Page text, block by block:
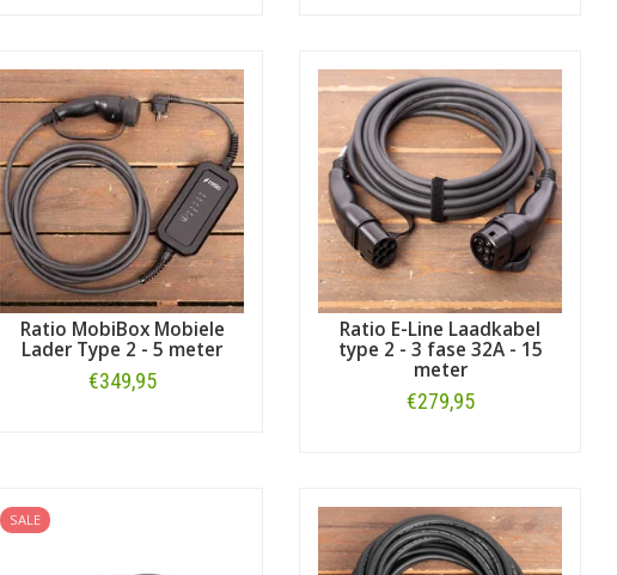
Ratio MobiBox Mobiele
Lader Type 2 - 5 meter
€349,95
Ratio E-Line Laadkabel
type 2 - 3 fase 32A - 15
meter
€279,95
SALE